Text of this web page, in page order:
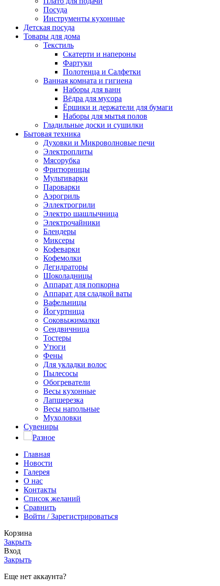
Посуда
Инструменты кухонные
Детская посуда
Товары для дома
Текстиль
Скатерти и напероны
Фартуки
Полотенца и Салфетки
Ванная комната и гигиена
Наборы для ванн
Вёдра для мусора
Ёршики и держатели для бумаги
Наборы для мытья полов
Гладильные доски и сушилки
Бытовая техника
Духовки и Микроволновые печи
Электроплиты
Мясорубка
Фритюрницы
Мультиварки
Пароварки
Аэрогриль
Эллектрогрили
Электро шашлычница
Электрочайники
Блендеры
Миксеры
Кофеварки
Кофемолки
Дегидраторы
Шоколадницы
Аппарат для попкорна
Аппарат для сладкой ваты
Вафельницы
Йогуртница
Соковыжималки
Сендвичница
Тостеры
Утюги
Фены
Для укладки волос
Пылесосы
Обогреватели
Весы кухонные
Лапшерезка
Весы напольные
Мухоловки
Сувениры
Разное
Главная
Новости
Галерея
О нас
Контакты
Список желаний
Сравнить
Войти / Зарегистрироваться
Корзина
Закрыть
Вход
Закрыть
Еще нет аккаунта?